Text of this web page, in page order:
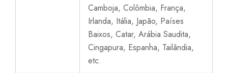
Camboja, Colômbia, França,
Irlanda, Itália, Japão, Países
Baixos, Catar, Arábia Saudita,
Cingapura, Espanha, Tailândia,
etc.